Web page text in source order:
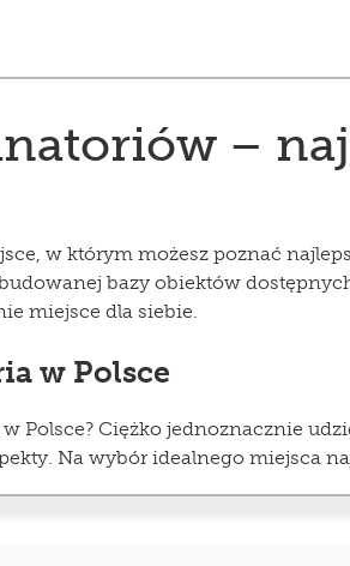
–
w którym możesz poznać
bazy obiektów
miejsce dla siebie.
w Polsce
Polsce? Ciężko jednoznacznie
Na wybór idealnego miejsca